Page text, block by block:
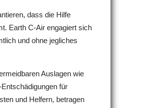
dass die Hilfe
Earth C-Air engagiert sich
und ohne jegliches
Auslagen wie
für
und Helfern, betragen